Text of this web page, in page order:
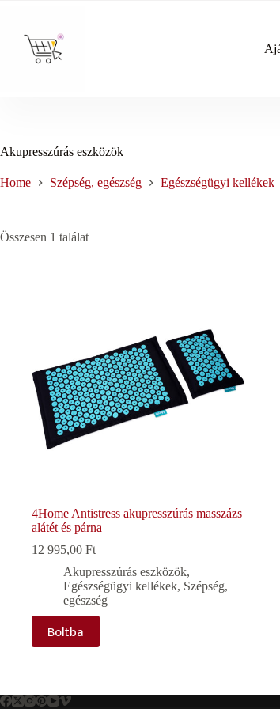
content
Akupresszúrás eszközök
Home Szépség, egészség Egészségügyi kellékek
Összesen 1 találat
4Home Antistress akupresszúrás masszázs
alátét és párna
12 995,00 Ft
Akupresszúrás eszközök,
Egészségügyi kellékek, Szépség,
egészség
Boltba